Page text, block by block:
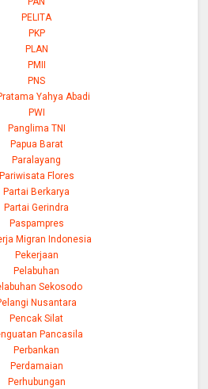
PELITA
PKP
PLAN
PMII
PNS
Yahya Abadi
PWI
Panglima TNI
Papua Barat
Paralayang
Pariwisata Flores
Partai Berkarya
Partai Gerindra
Paspampres
Migran Indonesia
Pekerjaan
Pelabuhan
Sekosodo
Nusantara
Pencak Silat
Pancasila
Perbankan
Perdamaian
Perhubungan